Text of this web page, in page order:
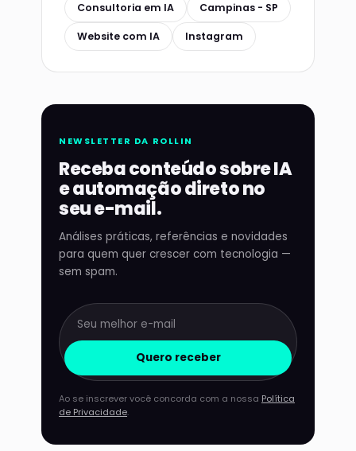
Consultoria em IA Campinas - SP
Website com IA Instagram
NEWSLETTER DA ROLLIN
Receba conteúdo sobre IA
e automação direto no
seu e-mail.
Análises práticas, referências e novidades
para quem quer crescer com tecnologia —
sem spam.
Quero receber
Ao se inscrever você concorda com a nossa Política
de Privacidade.